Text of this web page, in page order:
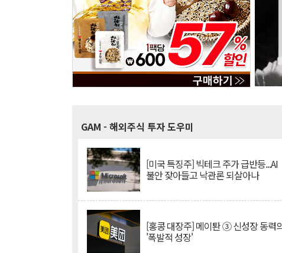
GAM - 해외주식 투자 도우미
[미국 특징주] 빅테크 주가 급반등...AI
불안 잦아들고 낙관론 되살아나
[홍콩 대장주] 메이퇀 ③ 신성장 동력
'폭발적 성장'